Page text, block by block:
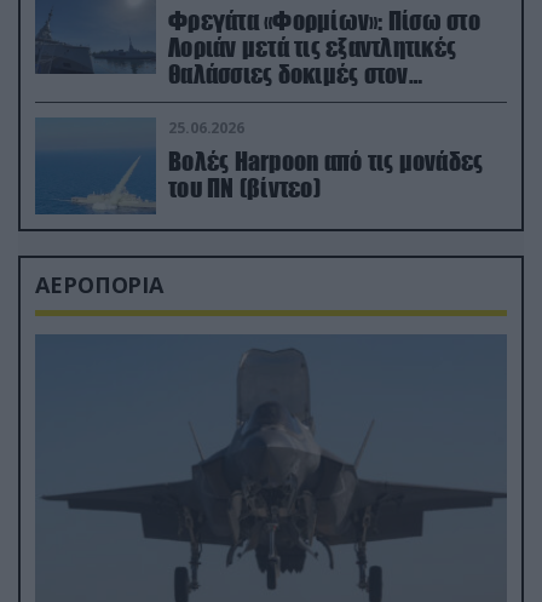
Φρεγάτα «Φορμίων»: Πίσω στο
Λοριάν μετά τις εξαντλητικές
θαλάσσιες δοκιμές στον
απαιτητικό Βισκαϊκό
25.06.2026
Βολές Harpoon από τις μονάδες
του ΠΝ (βίντεο)
ΑΕΡΟΠΟΡΙΑ